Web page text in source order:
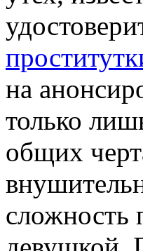
на
только
общих
сложность